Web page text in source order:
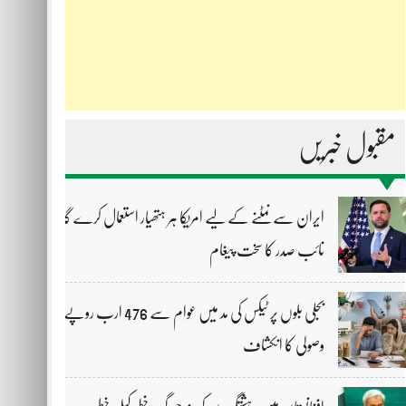
مقبول خبریں
ایران سے نمٹنے کے لیے امریکا ہر ہتھیار استعمال کرے گا،
نائب صدر کا سخت پیغام
بجلی بلوں پر ٹیکس کی مد میں عوام سے 476 ارب روپے
وصولی کا انکشاف